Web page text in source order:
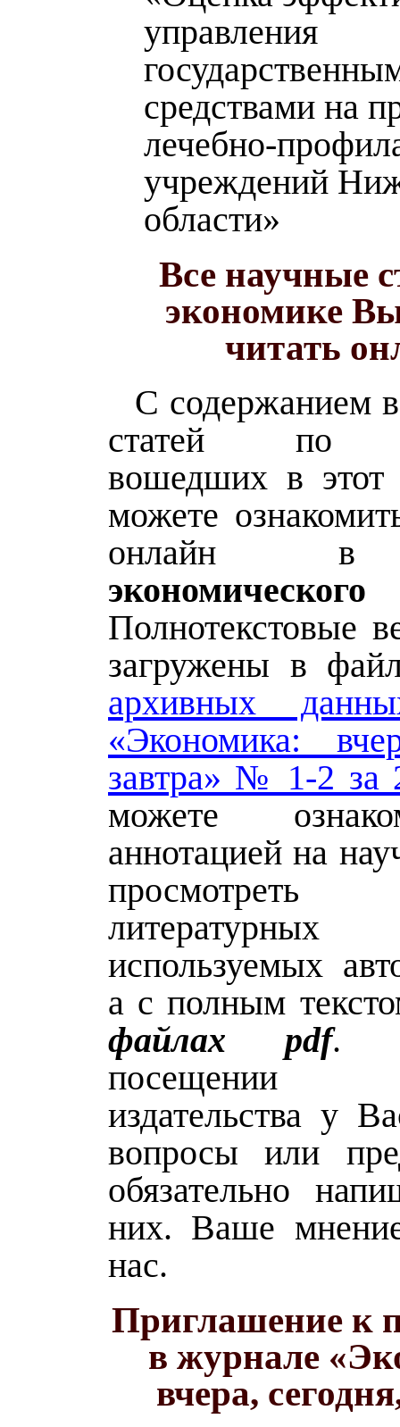
управления
средствами на
лечебно-
учреждений
области»
Все научные
экономике
читать
С содержанием
статей по
вошедших в
можете
Полнотекстовые
загружены в
архивных
«Экономика:
завтра» № 1-2 за
можете
аннотацией на
литературных
используемых
а с полным
файлах pdf.
посещении
издательства у
вопросы или
обязательно
них. Ваше
нас.
Приглашение к
в журнале
вчера,